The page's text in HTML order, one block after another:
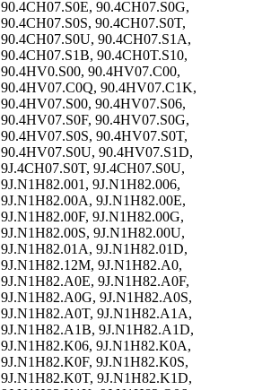
90.4CH07.S0E, 90.4CH07.S0G,
90.4CH07.S0S, 90.4CH07.S0T,
90.4CH07.S0U, 90.4CH07.S1A,
90.4CH07.S1B, 90.4CH0T.S10,
90.4HV0.S00, 90.4HV07.C00,
90.4HV07.C0Q, 90.4HV07.C1K,
90.4HV07.S00, 90.4HV07.S06,
90.4HV07.S0F, 90.4HV07.S0G,
90.4HV07.S0S, 90.4HV07.S0T,
90.4HV07.S0U, 90.4HV07.S1D,
9J.4CH07.S0T, 9J.4CH07.S0U,
9J.N1H82.001, 9J.N1H82.006,
9J.N1H82.00A, 9J.N1H82.00E,
9J.N1H82.00F, 9J.N1H82.00G,
9J.N1H82.00S, 9J.N1H82.00U,
9J.N1H82.01A, 9J.N1H82.01D,
9J.N1H82.12M, 9J.N1H82.A0,
9J.N1H82.A0E, 9J.N1H82.A0F,
9J.N1H82.A0G, 9J.N1H82.A0S,
9J.N1H82.A0T, 9J.N1H82.A1A,
9J.N1H82.A1B, 9J.N1H82.A1D,
9J.N1H82.K06, 9J.N1H82.K0A,
9J.N1H82.K0F, 9J.N1H82.K0S,
9J.N1H82.K0T, 9J.N1H82.K1D,